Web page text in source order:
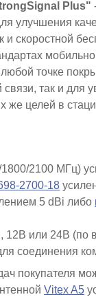
Plus"
улучшения
скоростной
точке
так и
же целей в
1800/2100 МГц)
2700-18
5 dBi либо
12В или 24В (по
соединения
покупателя
Vitex A5